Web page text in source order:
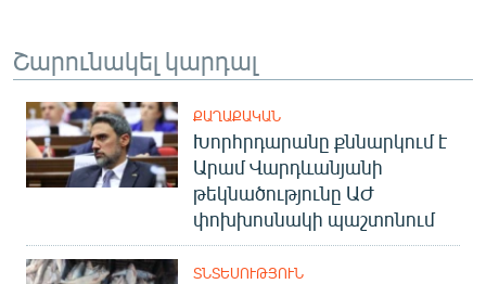
Շարունակել կարդալ
ՔԱՂԱՔԱԿԱՆ
Խորհրդարանը քննարկում է
Արամ Վարդևանյանի
թեկնածությունը ԱԺ
փոխխոսնակի պաշտոնում
ՏՆՏԵՍՈՒԹՅՈՒՆ